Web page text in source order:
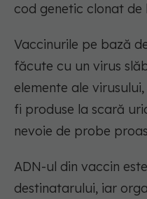
cod genetic clonat de
Vaccinurile pe bază
făcute cu un virus
elemente ale
fi produse la scară
nevoie de probe
ADN-ul din vaccin
destinatarului, iar